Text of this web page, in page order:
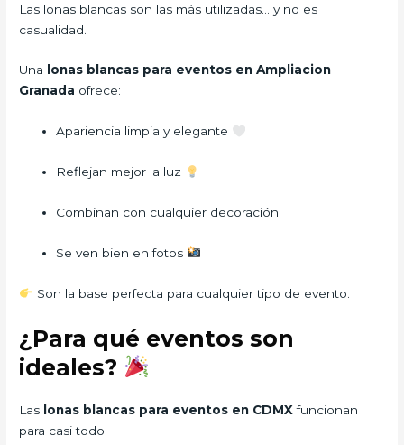
Las lonas blancas son las más utilizadas… y no es
casualidad.
Una
lonas blancas para eventos en Ampliacion
Granada ofrece:
Apariencia limpia y elegante
Reflejan mejor la luz
Combinan con cualquier decoración
Se ven bien en fotos
Son la base perfecta para cualquier tipo de evento.
¿Para qué eventos son
ideales?
Las lonas blancas para eventos en CDMXfuncionan
para casi todo: